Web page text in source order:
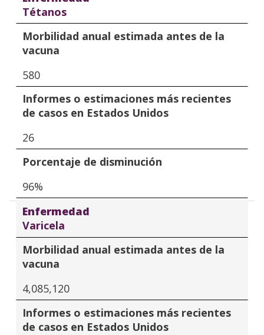
Tétanos
Morbilidad anual estimada antes de la
vacuna
580
Informes o estimaciones más recientes
de casos en Estados Unidos
26
Porcentaje de disminución
96%
Enfermedad
Varicela
Morbilidad anual estimada antes de la
vacuna
4,085,120
Informes o estimaciones más recientes
de casos en Estados Unidos